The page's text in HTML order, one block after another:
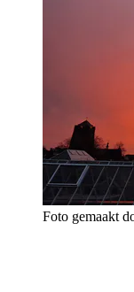
Foto gemaakt